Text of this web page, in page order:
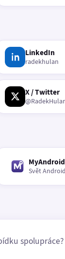
LinkedIn
radekhulan
X / Twitter
Svět